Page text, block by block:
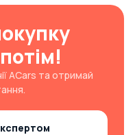
ACars та отримай